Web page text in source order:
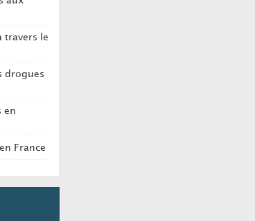
travers le
drogues
en
France